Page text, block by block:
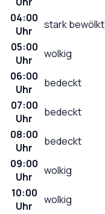
04:00
Uhr
stark bewölkt
05:00
Uhr
wolkig
06:00
Uhr
bedeckt
07:00
Uhr
bedeckt
08:00
Uhr
bedeckt
09:00
Uhr
wolkig
10:00
Uhr
wolkig